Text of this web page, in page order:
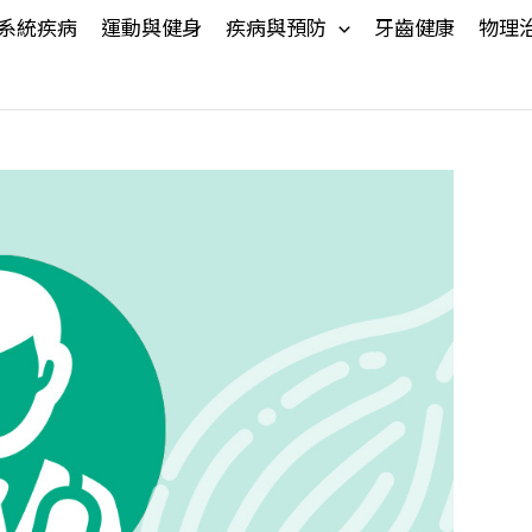
統疾病 運動與健身 疾病與預防 牙齒健康 物理